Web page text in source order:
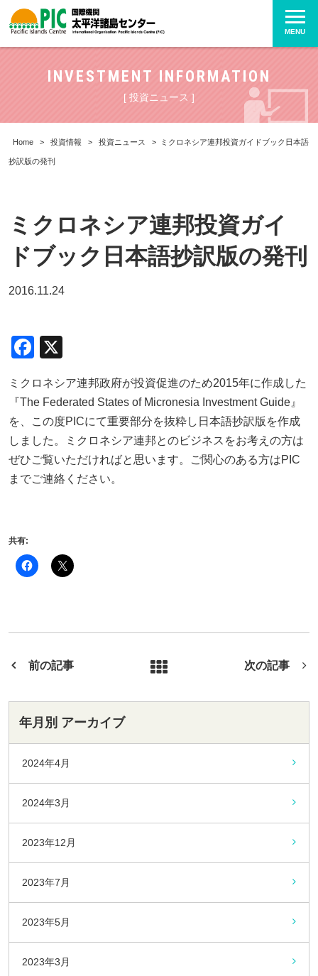
MENU
INVESTMENT INFORMATION
[ 投資ニュース ]
Home > 投資情報 > 投資ニュース > ミクロネシア連邦投資ガイドブック日本語
抄訳版の発刊
ミクロネシア連邦投資ガイ
ドブック日本語抄訳版の発刊
2016.11.24
Facebook
ミクロネシア連邦政府が投資促進のため2015年に作成した
『The Federated States of Micronesia Investment Guide』
を、この度PICにて重要部分を抜粋し日本語抄訳版を作成
しました。ミクロネシア連邦とのビジネスをお考えの方は
ぜひご覧いただければと思います。ご関心のある方はPIC
までご連絡ください。
共有:
前の記事 次の記事
年月別 アーカイブ
2024年4月
2024年3月
2023年12月
2023年7月
2023年5月
2023年3月